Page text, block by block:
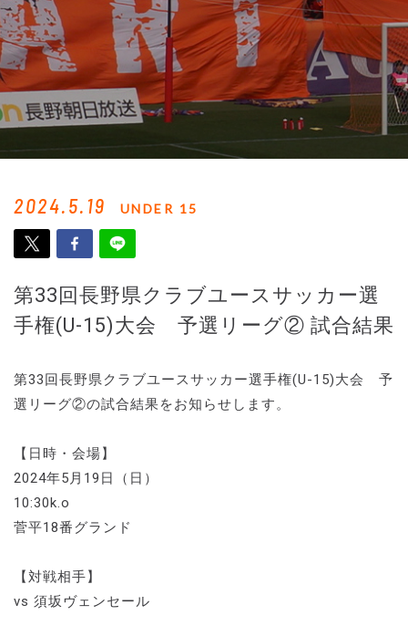
2024.5.19 UNDER 15
第33回長野県クラブユースサッカー選
手権(U-15)大会 予選リーグ② 試合結果
第33回長野県クラブユースサッカー選手権(U-15)大会 予
選リーグ②の試合結果をお知らせします。
【日時・会場】
2024年5月19日（日）
10:30k.o
菅平18番グランド
【対戦相手】
vs 須坂ヴェンセール